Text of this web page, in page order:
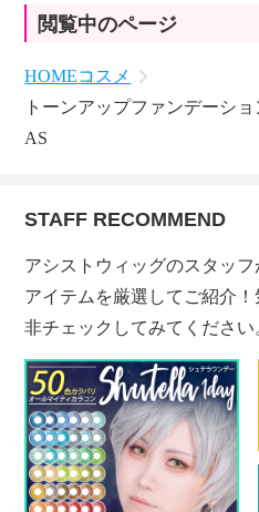
閲覧中のページ
HOMEコスメ
トーンアップファンデーシ
AS
STAFF RECOMMEND
アシストウィッグのスタッ
アイテムを厳選してご紹介
非チェックしてみてください